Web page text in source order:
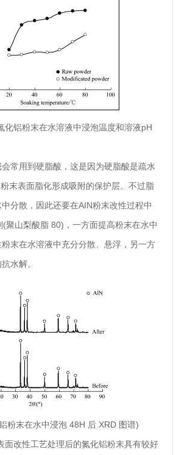
化铝粉末在水溶液中浸泡温度和溶液pH
常用到硬脂酸，这是因为硬脂酸是疏水
末表面脂化形成吸附的保护层。不过脂
分散，因此还要在AIN粉末改性过程中
聚山梨酸脂 80)，一方面提高粉末在水中
末在水溶液中充分分散、悬浮，另一方
水解。
粉末在水中浸泡 48H 后 XRD 图谱)
面改性工艺处理后的氮化铝粉末具有较好